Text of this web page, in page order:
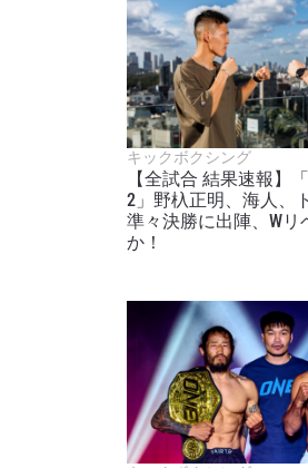
キックボクシング
【全試合 結果速報】「
2」野杁正明、海人、
準々決勝に出陣、Wリ
か！